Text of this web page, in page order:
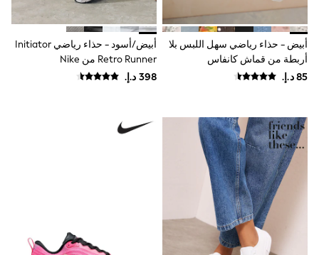
Trousers & Chinos
Jeans
Sandals
Shorts
Swimwear
Sunglasses
Beach Towels
Bags
Travel Bags
Luggage
Angel & Rocket
B by Ted Baker
Baker by Ted Baker
Boden
Lipsy
Love & Roses
أبيض - حذاء رياضي سهل اللبس بلا
أربطة من قماش كانفاس
أبيض/أسود - حذاء رياضي Initiator
Retro Runner من Nike